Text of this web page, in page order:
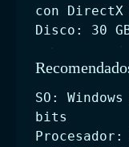
con
Disco: 30
SO:
bits